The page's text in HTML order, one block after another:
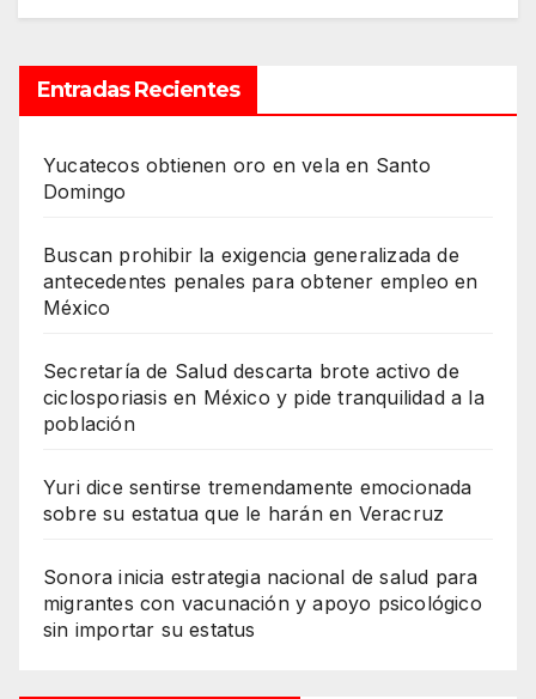
Entradas Recientes
Yucatecos obtienen oro en vela en Santo
Domingo
Buscan prohibir la exigencia generalizada de
antecedentes penales para obtener empleo en
México
Secretaría de Salud descarta brote activo de
ciclosporiasis en México y pide tranquilidad a la
población
Yuri dice sentirse tremendamente emocionada
sobre su estatua que le harán en Veracruz
Sonora inicia estrategia nacional de salud para
migrantes con vacunación y apoyo psicológico
sin importar su estatus